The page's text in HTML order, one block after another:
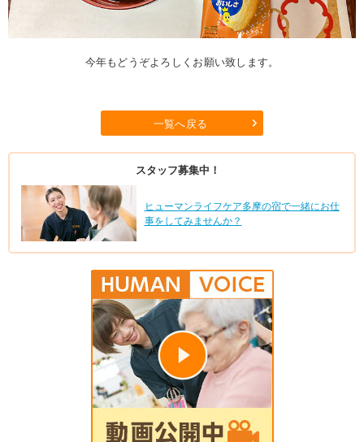
今年もどうぞよろしくお願い致します。
一覧へ戻る
スタッフ募集中！
ヒューマンライフケア多摩の宿で一緒にお仕
事をしてみませんか？